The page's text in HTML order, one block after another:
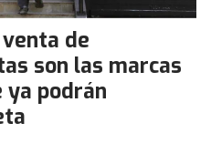
de
son las marcas
ya podrán